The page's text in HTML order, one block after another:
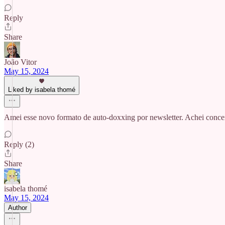
Reply
Share
João Vitor
May 15, 2024
Liked by isabela thomé
Amei esse novo formato de auto-doxxing por newsletter. Achei
Reply (2)
Share
isabela thomé
May 15, 2024
Author